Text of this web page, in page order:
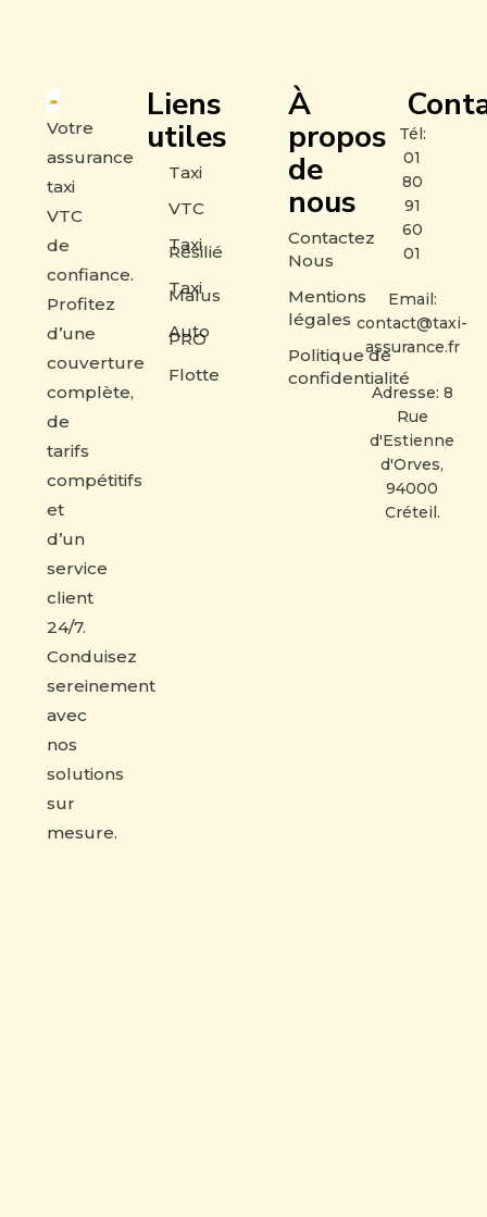
Votre
assurance
taxi
VTC
de
confiance.
Profitez
d’une
couverture
complète,
de
tarifs
compétitifs
et
d’un
service
client
24/7.
Conduisez
sereinement
avec
nos
solutions
sur
mesure.
Liens
utiles
Taxi
VTC
Taxi
Résilié
Taxi
Malus
Auto
PRO
Flotte
À
propos
de
nous
Contactez
Nous
Mentions
légales
Politique de
confidentialité
Tél:
01
80
91
60
01
Email:
contact@taxi-
assurance.fr
Adresse: 8
Rue
d'Estienne
d'Orves,
94000
Créteil.